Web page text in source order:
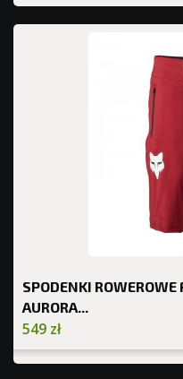
SPODENKI ROWEROWE
AURORA...
549 zł